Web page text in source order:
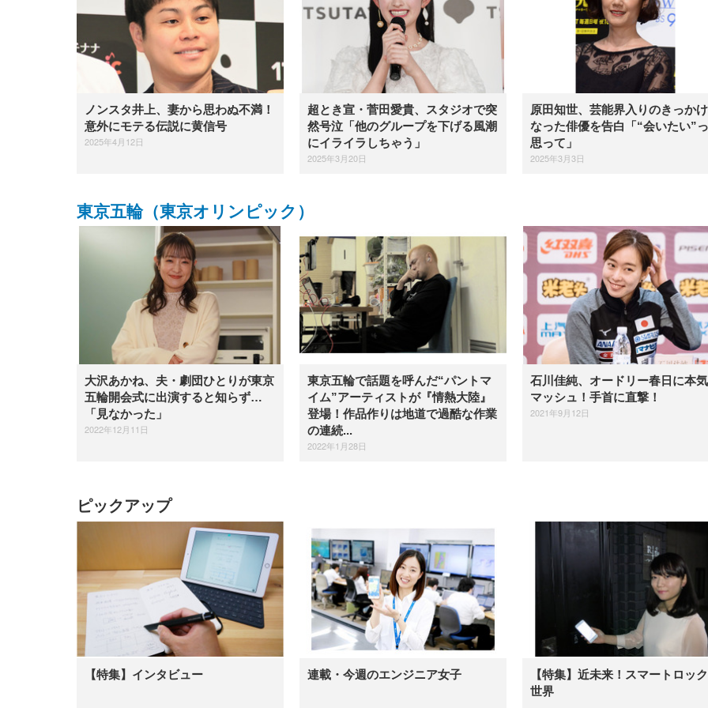
ノンスタ井上、妻から思わぬ不満！
意外にモテる伝説に黄信号
2025年4月12日
超とき宣・菅田愛貴、スタジオで突
然号泣「他のグループを下げる風潮
にイライラしちゃう」
2025年3月20日
原田知世、芸能界入りのきっか
なった俳優を告白「“会いたい”
思って」
2025年3月3日
東京五輪（東京オリンピック）
大沢あかね、夫・劇団ひとりが東京
五輪開会式に出演すると知らず…
「見なかった」
2022年12月11日
東京五輪で話題を呼んだ“パントマ
イム”アーティストが『情熱大陸』
登場！作品作りは地道で過酷な作業
の連続...
2022年1月28日
石川佳純、オードリー春日に本
マッシュ！手首に直撃！
2021年9月12日
ピックアップ
【特集】インタビュー 連載・今週のエンジニア女子
【特集】近未来！スマートロッ
世界